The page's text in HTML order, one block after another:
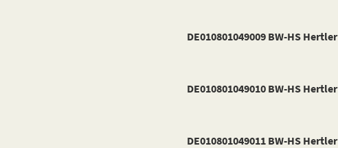
DE010801049009 BW-HS Hertler
DE010801049010 BW-HS Hertler
DE010801049011 BW-HS Hertler